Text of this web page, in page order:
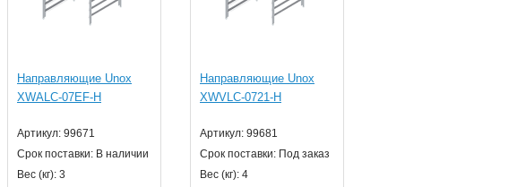
Направляющие Unox
XWALC-07EF-H
Артикул: 99671
Срок поставки: В наличии
Вес (кг): 3
Направляющие Unox
XWVLC-0721-H
Артикул: 99681
Срок поставки: Под заказ
Вес (кг): 4